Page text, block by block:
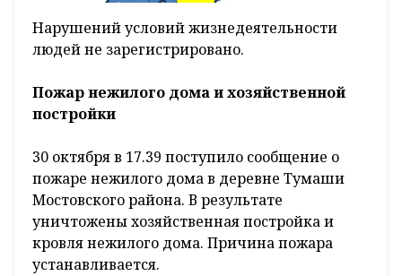
Нарушений условий жизнедеятельности
людей не зарегистрировано.
Пожар нежилого дома и хозяйственной
постройки
30 октября в 17.39 поступило сообщение о
пожаре нежилого дома в деревне Тумаши
Мостовского района. В результате
уничтожены хозяйственная постройка и
кровля нежилого дома. Причина пожара
устанавливается.